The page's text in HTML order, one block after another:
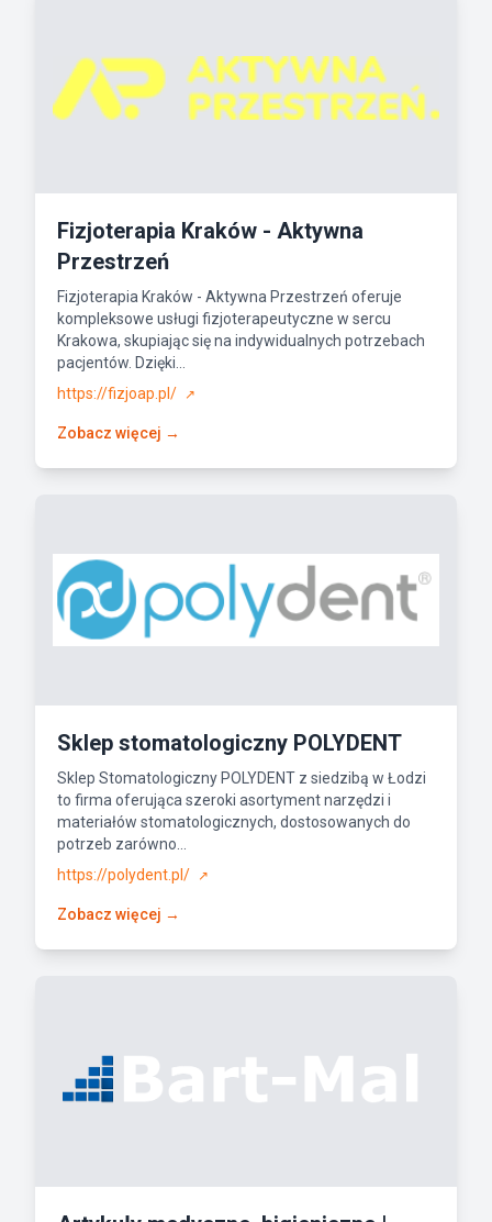
Fizjoterapia Kraków - Aktywna
Przestrzeń
Fizjoterapia Kraków - Aktywna Przestrzeń oferuje
kompleksowe usługi fizjoterapeutyczne w sercu
Krakowa, skupiając się na indywidualnych potrzebach
pacjentów. Dzięki...
https://fizjoap.pl/
↗
Zobacz więcej →
Sklep stomatologiczny POLYDENT
Sklep Stomatologiczny POLYDENT z siedzibą w Łodzi
to firma oferująca szeroki asortyment narzędzi i
materiałów stomatologicznych, dostosowanych do
potrzeb zarówno...
https://polydent.pl/
↗
Zobacz więcej →